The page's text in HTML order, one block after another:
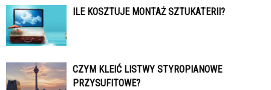
ILE KOSZTUJE MONTAŻ SZTUKATERII?
CZYM KLEIĆ LISTWY STYROPIANOWE
PRZYSUFITOWE?